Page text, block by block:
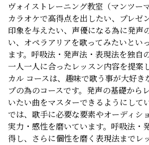
ヴォイストレーニング教室（マンツー
カラオケで高得点を出したい、プレゼ
印象を与えたい、声優になる為に発声
い、オペラアリアを歌ってみたいとい
ます。呼吸法・発声法・表現法を独自
一人一人に合ったレッスン内容を提案
カル コースは、趣味で歌う事が大好き
プの為のコースです。発声の基礎から
いたい曲をマスターできるようにして
では、歌手に必要な要素やオーディシ
実力・感性を磨いています。呼吸法・
得し、さらに個性を磨く表現法までレ